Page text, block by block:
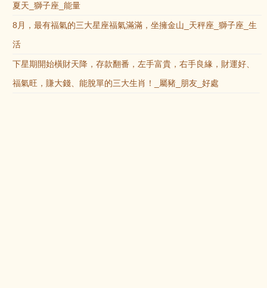
夏天_獅子座_能量
8月，最有福氣的三大星座福氣滿滿，坐擁金山_天秤座_獅子座_生
活
下星期開始橫財天降，存款翻番，左手富貴，右手良緣，財運好、
福氣旺，賺大錢、能脫單的三大生肖！_屬豬_朋友_好處